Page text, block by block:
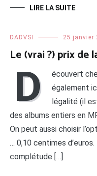
LIRE LA SUITE
DADVSI 25 janvier
Le (vrai ?) prix de
D
écouvert
également
légalité (il
des albums entiers en
On peut aussi choisir
… 0,10 centimes
complétude […]